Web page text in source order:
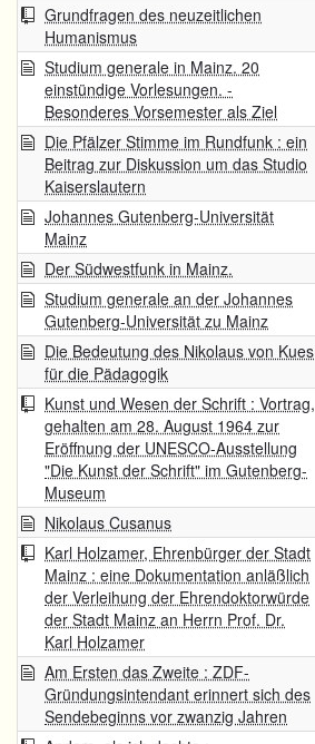
Grundfragen des neuzeitlichen
Humanismus
Studium generale in Mainz. 20
einstündige Vorlesungen. -
Besonderes Vorsemester als Ziel
Die Pfälzer Stimme im Rundfunk : ein
Beitrag zur Diskussion um das Studio
Kaiserslautern
Johannes Gutenberg-Universität
Mainz
Der Südwestfunk in Mainz.
Studium generale an der Johannes
Gutenberg-Universität zu Mainz
Die Bedeutung des Nikolaus von Kues
für die Pädagogik
Kunst und Wesen der Schrift : Vortrag,
gehalten am 28. August 1964 zur
Eröffnung der UNESCO-Ausstellung
"Die Kunst der Schrift" im Gutenberg-
Museum
Nikolaus Cusanus
Karl Holzamer, Ehrenbürger der Stadt
Mainz : eine Dokumentation anläßlich
der Verleihung der Ehrendoktorwürde
der Stadt Mainz an Herrn Prof. Dr.
Karl Holzamer
Am Ersten das Zweite : ZDF-
Gründungsintendant erinnert sich des
Sendebeginns vor zwanzig Jahren